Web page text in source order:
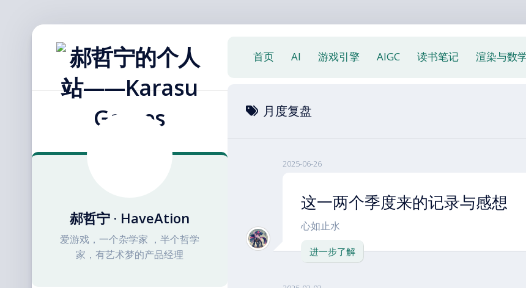
郝哲宁 · HaveAtion
爱游戏，一个杂学家 ，半个哲学
家，有艺术梦的产品经理
首页 AI 游戏引擎 AIGC 读书笔记 渲染与数
月度复盘
2025-06-26
这一两个季度来的记录与感想
心如止水
进一步了解